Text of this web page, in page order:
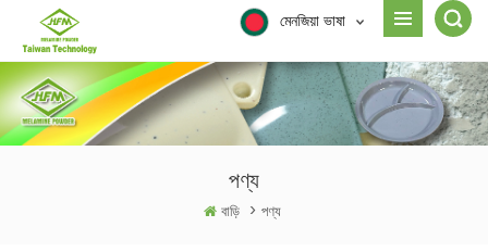
মেনজিয়া ভাষা
পণ্য
বাড়ি > পণ্য